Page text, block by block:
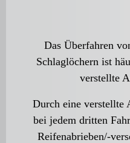
WERKSTATT
MASTERCHECK
Achsvermessung
Batterie
Felgen
HU / AU
Das Überfahren
Schlaglöchern ist
verstellte
Durch eine verstellte
bei jedem dritten
Reifenabrieben/-